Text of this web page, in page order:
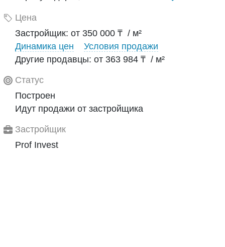
Цена
Застройщик: от 350 000 ₸ / м²
Динамика цен
Условия продажи
Другие продавцы: от 363 984 ₸ / м²
Статус
Построен
Идут продажи от застройщика
Застройщик
Prof Invest